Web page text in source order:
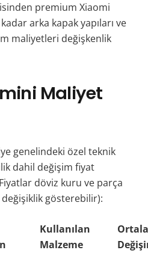
premium Xiaomi
arka kapak yapıları ve
maliyetleri değişkenlik
Maliyet
genelindeki özel teknik
dahil değişim fiyat
döviz kuru ve parça
gösterebilir):
Kullanılan
Malzeme